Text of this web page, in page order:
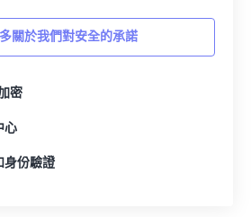
關於我們對安全的承諾
密
心
身份驗證